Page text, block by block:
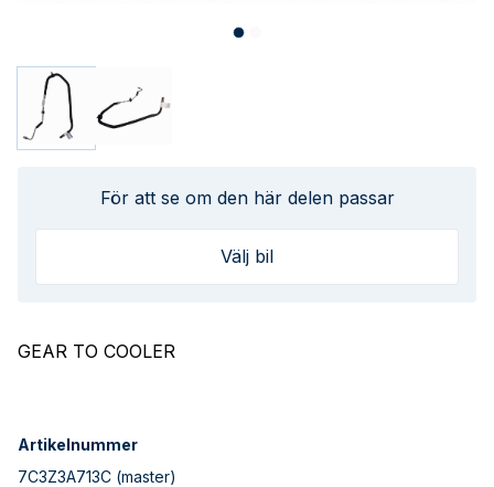
För att se om den här delen passar
Välj bil
GEAR TO COOLER
Artikelnummer
7C3Z3A713C (master)